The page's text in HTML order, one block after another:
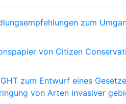
zum
von Citizen
zum Entwurf eines
von Arten invasiver